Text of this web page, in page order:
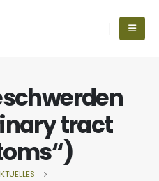
tract